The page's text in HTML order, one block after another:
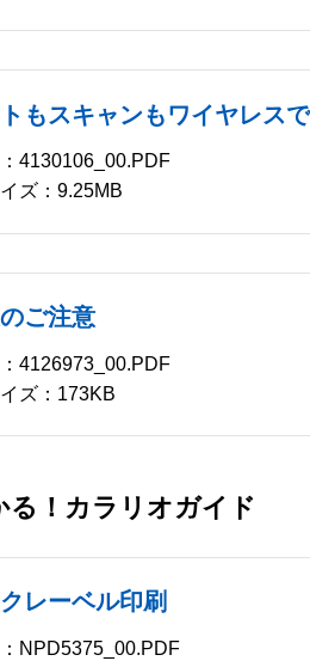
もスキャンもワイヤレス
4130106_00.PDF
ズ：9.25MB
ご注意
4126973_00.PDF
ズ：173KB
る！カラリオガイド
レーベル印刷
NPD5375_00.PDF